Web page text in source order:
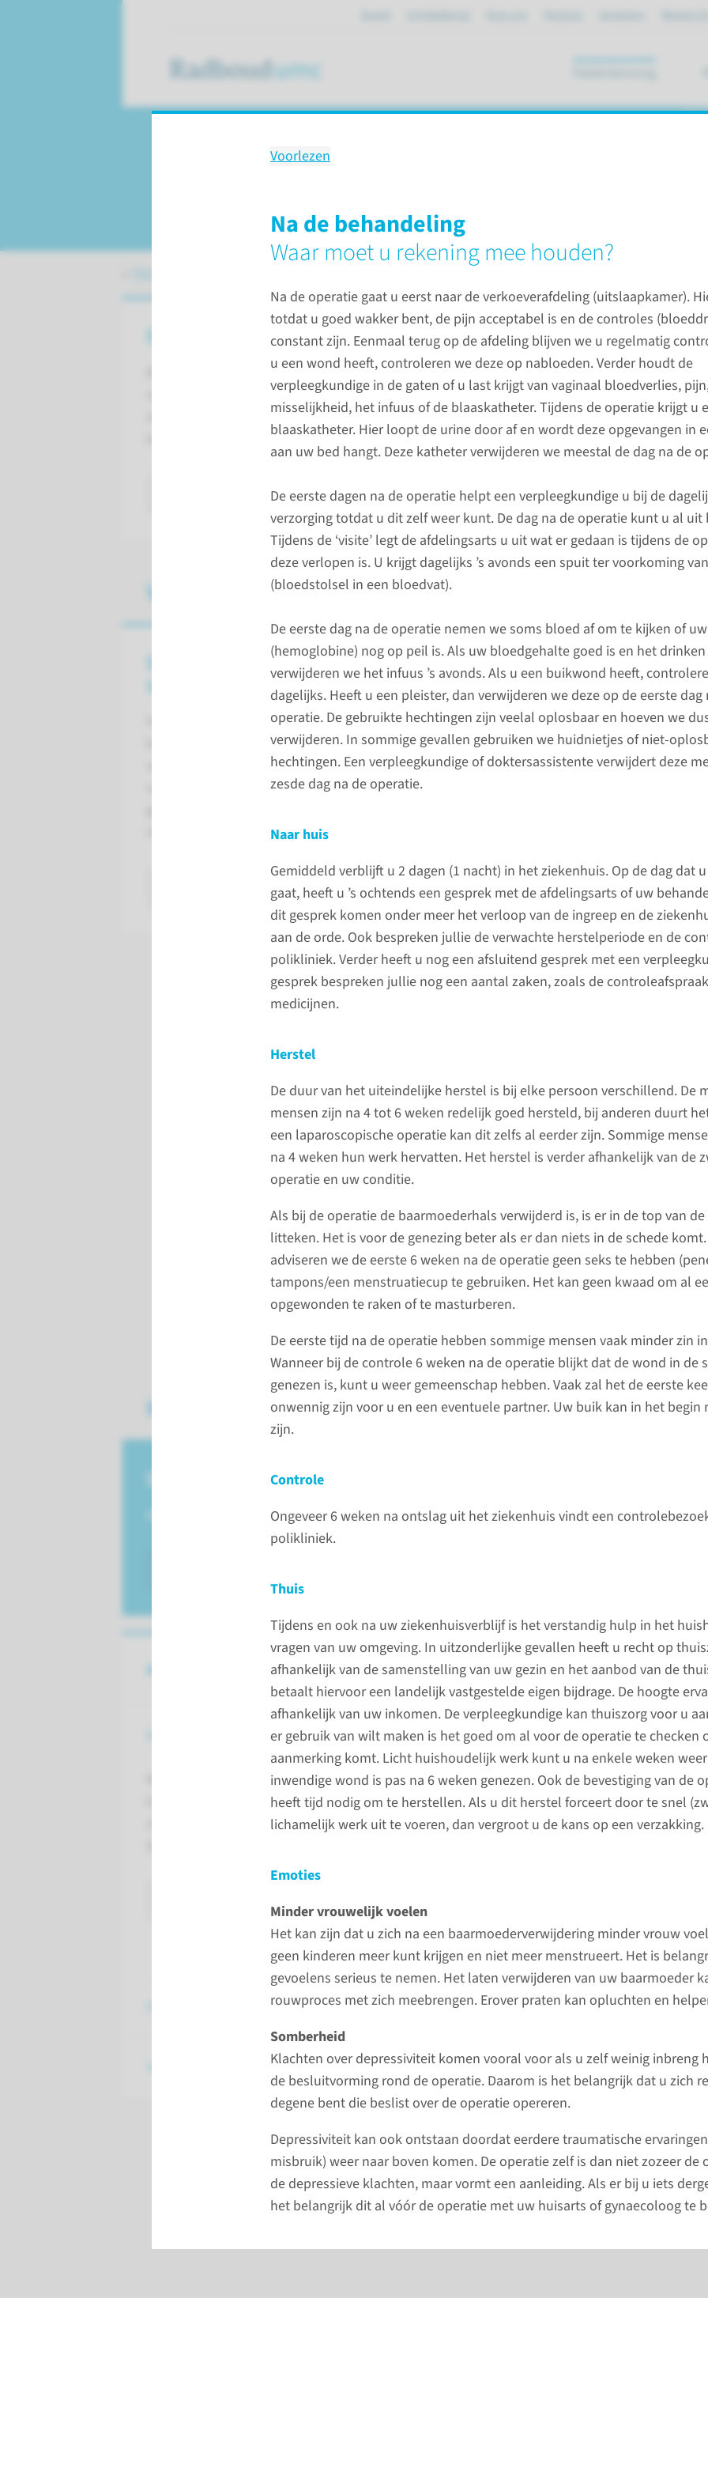
Voorlezen
Na de behandeling
Waar moet u rekening mee houden?
Na de operatie gaat u eerst naar de verkoeverafdeling (uitslaapkamer).
totdat u goed wakker bent, de pijn acceptabel is en de controles
constant zijn. Eenmaal terug op de afdeling blijven we u regelmatig
u een wond heeft, controleren we deze op nabloeden. Verder houdt de
verpleegkundige in de gaten of u last krijgt van vaginaal bloedverlies,
misselijkheid, het infuus of de blaaskatheter. Tijdens de operatie krijgt u
blaaskatheter. Hier loopt de urine door af en wordt deze opgevangen in
aan uw bed hangt. Deze katheter verwijderen we meestal de dag na de
De eerste dagen na de operatie helpt een verpleegkundige u bij de
verzorging totdat u dit zelf weer kunt. De dag na de operatie kunt u al uit
Tijdens de ‘visite’ legt de afdelingsarts u uit wat er gedaan is tijdens de
deze verlopen is. U krijgt dagelijks ’s avonds een spuit ter voorkoming
(bloedstolsel in een bloedvat).
De eerste dag na de operatie nemen we soms bloed af om te kijken of
(hemoglobine) nog op peil is. Als uw bloedgehalte goed is en het
verwijderen we het infuus ’s avonds. Als u een buikwond heeft,
dagelijks. Heeft u een pleister, dan verwijderen we deze op de eerste dag
operatie. De gebruikte hechtingen zijn veelal oplosbaar en hoeven we
verwijderen. In sommige gevallen gebruiken we huidnietjes of niet-
hechtingen. Een verpleegkundige of doktersassistente verwijdert deze
zesde dag na de operatie.
Naar huis
Gemiddeld verblijft u 2 dagen (1 nacht) in het ziekenhuis. Op de dag dat
gaat, heeft u ’s ochtends een gesprek met de afdelingsarts of uw
dit gesprek komen onder meer het verloop van de ingreep en de
aan de orde. Ook bespreken jullie de verwachte herstelperiode en de
polikliniek. Verder heeft u nog een afsluitend gesprek met een
gesprek bespreken jullie nog een aantal zaken, zoals de
medicijnen.
Herstel
De duur van het uiteindelijke herstel is bij elke persoon verschillend. De
mensen zijn na 4 tot 6 weken redelijk goed hersteld, bij anderen duurt
een laparoscopische operatie kan dit zelfs al eerder zijn. Sommige
na 4 weken hun werk hervatten. Het herstel is verder afhankelijk van de
operatie en uw conditie.
Als bij de operatie de baarmoederhals verwijderd is, is er in de top van de
litteken. Het is voor de genezing beter als er dan niets in de schede
adviseren we de eerste 6 weken na de operatie geen seks te hebben
tampons/een menstruatiecup te gebruiken. Het kan geen kwaad om al
opgewonden te raken of te masturberen.
De eerste tijd na de operatie hebben sommige mensen vaak minder zin
Wanneer bij de controle 6 weken na de operatie blijkt dat de wond in de
genezen is, kunt u weer gemeenschap hebben. Vaak zal het de eerste
onwennig zijn voor u en een eventuele partner. Uw buik kan in het begin
zijn.
Controle
Ongeveer 6 weken na ontslag uit het ziekenhuis vindt een
polikliniek.
Thuis
Tijdens en ook na uw ziekenhuisverblijf is het verstandig hulp in het
vragen van uw omgeving. In uitzonderlijke gevallen heeft u recht op
afhankelijk van de samenstelling van uw gezin en het aanbod van de
betaalt hiervoor een landelijk vastgestelde eigen bijdrage. De hoogte
afhankelijk van uw inkomen. De verpleegkundige kan thuiszorg voor u
er gebruik van wilt maken is het goed om al voor de operatie te checken
aanmerking komt. Licht huishoudelijk werk kunt u na enkele weken
inwendige wond is pas na 6 weken genezen. Ook de bevestiging van de
heeft tijd nodig om te herstellen. Als u dit herstel forceert door te snel
lichamelijk werk uit te voeren, dan vergroot u de kans op een verzakking.
Emoties
Minder vrouwelijk voelen
Het kan zijn dat u zich na een baarmoederverwijdering minder vrouw
geen kinderen meer kunt krijgen en niet meer menstrueert. Het is
gevoelens serieus te nemen. Het laten verwijderen van uw baarmoeder
rouwproces met zich meebrengen. Erover praten kan opluchten en
Somberheid
Klachten over depressiviteit komen vooral voor als u zelf weinig inbreng
de besluitvorming rond de operatie. Daarom is het belangrijk dat u zich
degene bent die beslist over de operatie opereren.
Depressiviteit kan ook ontstaan doordat eerdere traumatische
misbruik) weer naar boven komen. De operatie zelf is dan niet zozeer de
de depressieve klachten, maar vormt een aanleiding. Als er bij u iets
het belangrijk dit al vóór de operatie met uw huisarts of gynaecoloog te
Behandeling
Over een baarmoederoperatie
Bij een baarmoederoperatie verwijderen we de baarmoeder, eventueel
met eierstokken en eileiders. Een baarmoederoperatie kan nodig zijn bij
vleesbomen (myomen), stoornissen in de menstruatie, verzakking van de
baarmoeder, endometriose of kwaadaardige aandoeningen.
Afdeling
en
024-
Voor, tijdens en na de behandeling
Gevolgen baarmoeder­­
verwijdering
baarmoeder heeft naast
vermindering of verdwijning
van uw klachten nog andere
Voor de behandeling
Voor de opname kunnen op de
polikliniek nog enkele
onderzoeken plaatsvinden,
zoals bloedonderzoek en een
hartfilmpje of
lees meer
De
tot 3 uur.
Na de
Waar
mee
het
weken
lees
Uw afspraak
bij het Radboudumc
Heeft u binnenkort een
afspraak in het Radboudumc?
Op deze pagina vindt u alles
wat u moet weten over uw
afspraak in ons ziekenhuis.
naar pagina
Meer informatie
Veelgestelde vragen
Bekijk hier de antwoorden.
Behandeling
Anesthesie
Als u naar het Radboudumc
komt voor een operatie dan
krijgt u te maken met
anesthesie (verdoving of
narcose). Ook voor andere
ingrepen, zoals een
behandeling of onderzoek, is
anesthesie soms nodig.
pijn heeft.
naar pagina
We
zoals
met
Aandoeningen
Baarmoederkanker is een
kwaadaardig gezwel in het
slijmvlies van de baarmoeder.